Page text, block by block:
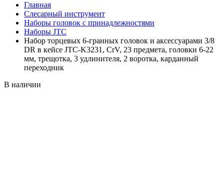
Главная
Слесарный инструмент
Наборы головок с принадлежностями
Наборы JTC
Набор торцевых 6-гранных головок и аксессуарами 3/8
DR в кейсе JTC-K3231, CrV, 23 предмета, головки 6-22
мм, трещотка, 3 удлинителя, 2 воротка, карданный
переходник
В наличии